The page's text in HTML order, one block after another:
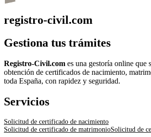
registro-civil.com
Gestiona tus trámites
Registro-Civil.com es una gestoría online que
obtención de certificados de nacimiento,
toda España, con rapidez y seguridad.
Servicios
Solicitud de certificado de nacimiento
Solicitud de certificado de matrimonioSolicitud de